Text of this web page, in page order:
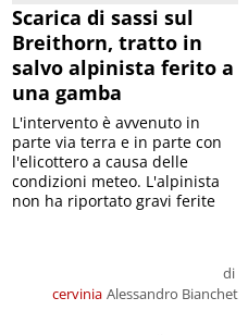
Scarica di sassi sul
Breithorn, tratto in
salvo alpinista ferito a
una gamba
cervinia
di
Alessandro Bianchet
L'intervento è avvenuto in
parte via terra e in parte con
l'elicottero a causa delle
condizioni meteo. L'alpinista
non ha riportato gravi ferite